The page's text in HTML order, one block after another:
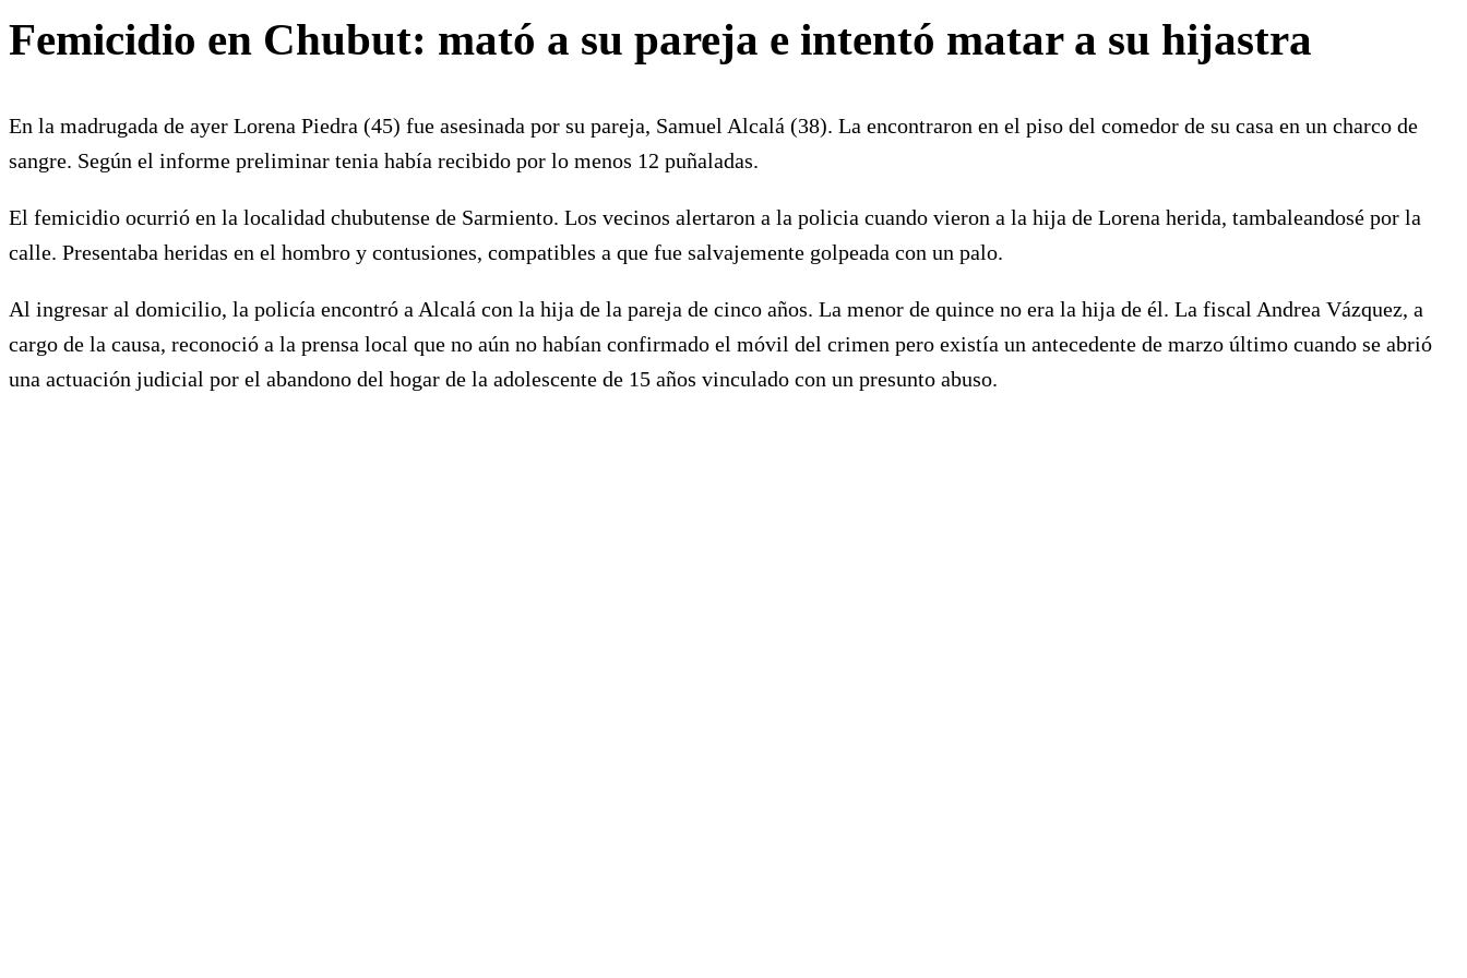
Femicidio en Chubut: mató a su pareja e intentó matar a su hijastra
En la madrugada de ayer Lorena Piedra (45) fue asesinada por su pareja, Samuel Alcalá (38). La encontraron en el piso del comedor de su casa en un charco de
sangre. Según el informe preliminar tenia había recibido por lo menos 12 puñaladas.
El femicidio ocurrió en la localidad chubutense de Sarmiento. Los vecinos alertaron a la policia cuando vieron a la hija de Lorena herida, tambaleandosé por la
calle. Presentaba heridas en el hombro y contusiones, compatibles a que fue salvajemente golpeada con un palo.
Al ingresar al domicilio, la policía encontró a Alcalá con la hija de la pareja de cinco años. La menor de quince no era la hija de él. La fiscal Andrea Vázquez, a
cargo de la causa, reconoció a la prensa local que no aún no habían confirmado el móvil del crimen pero existía un antecedente de marzo último cuando se abrió
una actuación judicial por el abandono del hogar de la adolescente de 15 años vinculado con un presunto abuso.